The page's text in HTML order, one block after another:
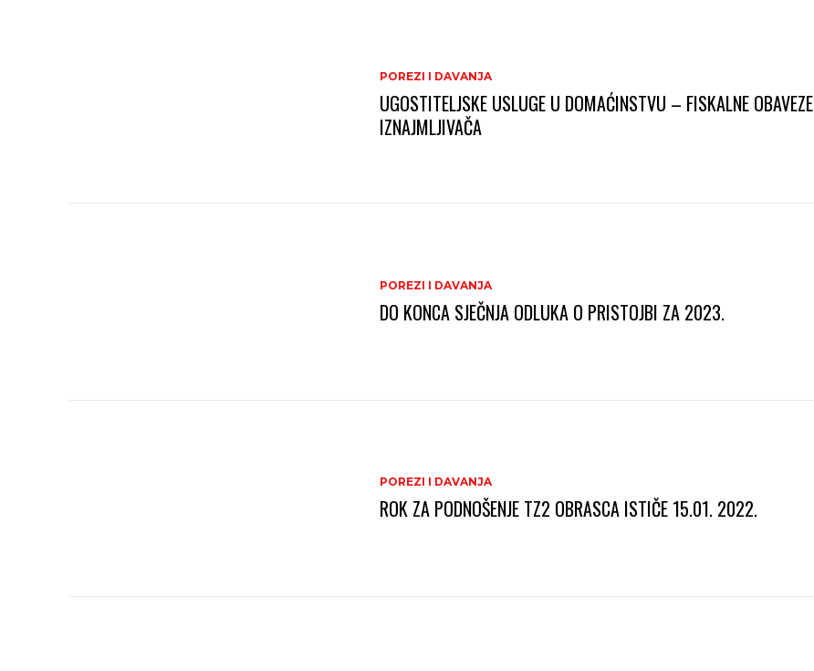
POREZI I DAVANJA
UGOSTITELJSKE USLUGE U DOMAĆINSTVU – FISKALNE OBAVEZE
IZNAJMLJIVAČA
POREZI I DAVANJA
DO KONCA SJEČNJA ODLUKA O PRISTOJBI ZA 2023.
POREZI I DAVANJA
ROK ZA PODNOŠENJE TZ2 OBRASCA ISTIČE 15.01. 2022.